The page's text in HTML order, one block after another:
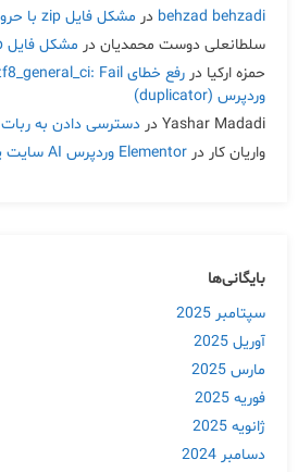
behzad behzadi در مشکل فایل zip با حروف فارسی
سلطانعلی دوست محمدیان در مشکل فایل zip با حروف فارسی
حمزه ارکیا در
وردپرس (duplicator)
Yashar Madadi در دسترسی دادن به ربات facebook
واریان کار در Elementor وردپرس AI سایت پلنر را منتشر کرد.
بایگانی‌ها
سپتامبر 2025
آوریل 2025
مارس 2025
فوریه 2025
ژانویه 2025
دسامبر 2024